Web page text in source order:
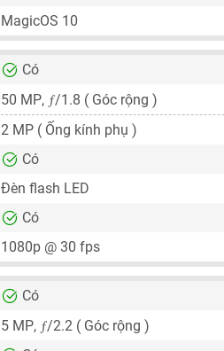
MagicOS 10
Có
50 MP, ƒ/1.8 ( Góc rộng )
2 MP ( Ống kính phụ )
Có
Đèn flash LED
Có
1080p @ 30 fps
Có
5 MP, ƒ/2.2 ( Góc rộng )